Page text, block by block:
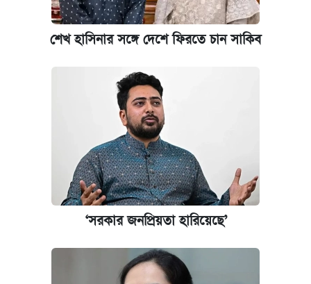
আবেদন ১২ আগস্ট পর্যন্ত
শেখ হাসিনার সঙ্গে দেশে ফিরতে চান সাকিব
‘সরকার জনপ্রিয়তা হারিয়েছে’